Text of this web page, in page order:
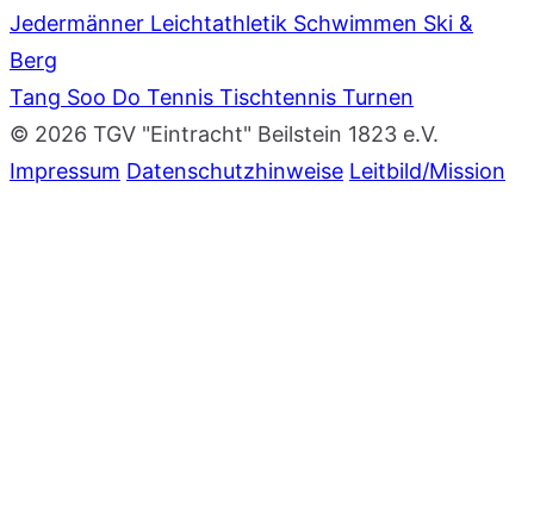
Jedermänner Leichtathletik Schwimmen Ski &
Berg
Tang Soo Do Tennis Tischtennis Turnen
© 2026 TGV "Eintracht" Beilstein 1823 e.V.
Impressum Datenschutzhinweise Leitbild/Mission